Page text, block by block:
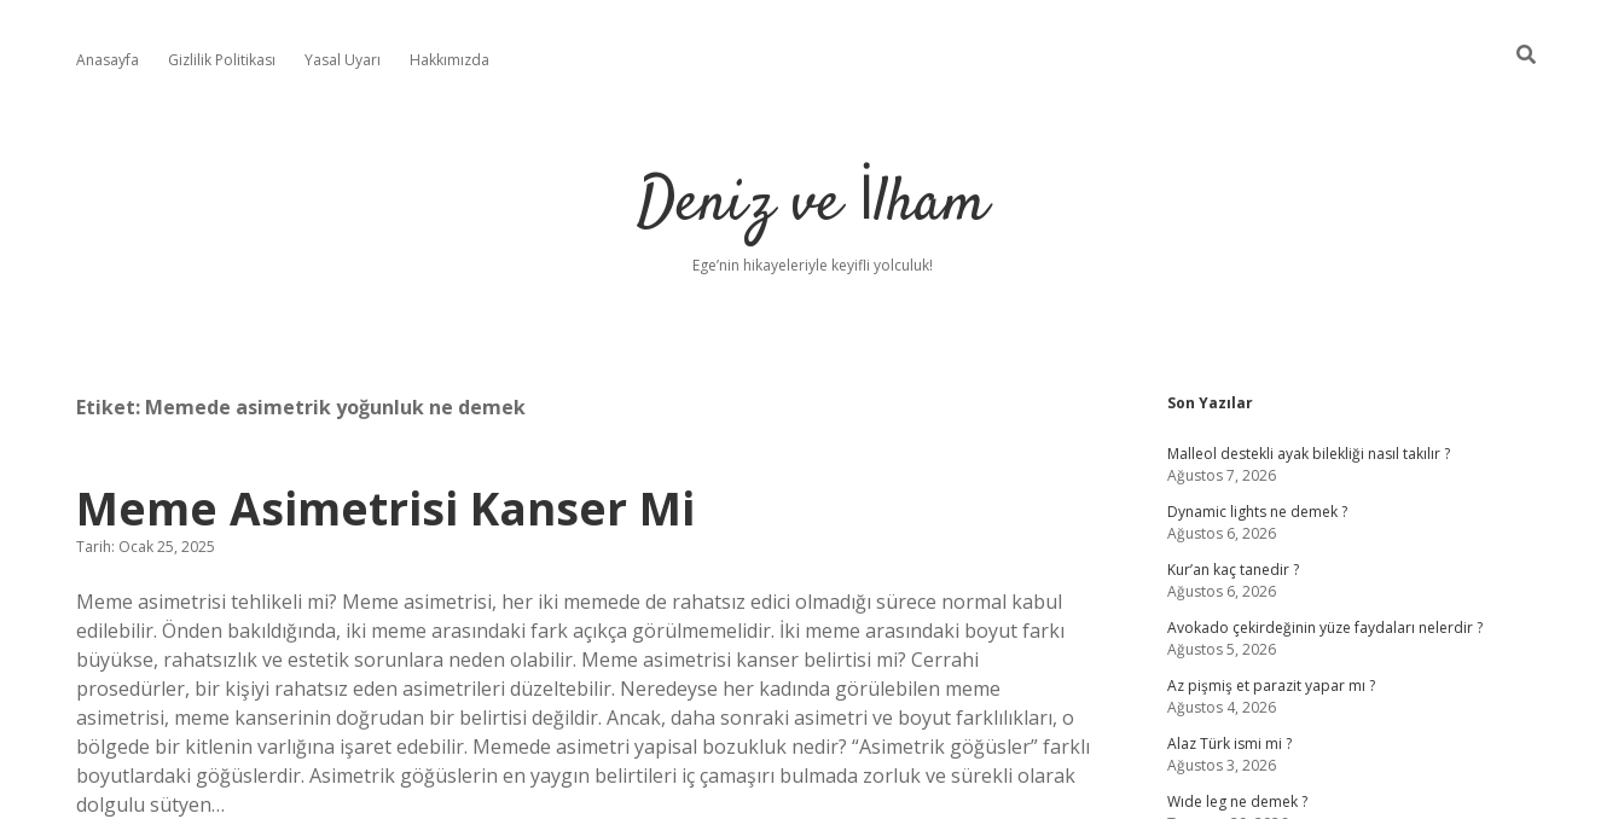
Anasayfa Gizlilik Politikası Yasal Uyarı Hakkımızda
Deniz ve İlham
Ege’nin hikayeleriyle keyifli yolculuk!
Etiket: Memede asimetrik yoğunluk ne demek
Meme Asimetrisi Kanser Mi
Tarih: Ocak 25, 2025
Meme asimetrisi tehlikeli mi? Meme asimetrisi, her iki memede de rahatsız edici olmadığı sürece normal kabul
edilebilir. Önden bakıldığında, iki meme arasındaki fark açıkça görülmemelidir. İki meme arasındaki boyut farkı
büyükse, rahatsızlık ve estetik sorunlara neden olabilir. Meme asimetrisi kanser belirtisi mi? Cerrahi
prosedürler, bir kişiyi rahatsız eden asimetrileri düzeltebilir. Neredeyse her kadında görülebilen meme
asimetrisi, meme kanserinin doğrudan bir belirtisi değildir. Ancak, daha sonraki asimetri ve boyut farklılıkları, o
bölgede bir kitlenin varlığına işaret edebilir. Memede asimetri yapisal bozukluk nedir? “Asimetrik göğüsler” farklı
boyutlardaki göğüslerdir. Asimetrik göğüslerin en yaygın belirtileri iç çamaşırı bulmada zorluk ve sürekli olarak
dolgulu sütyen…
Sidebar
Son Yazılar
Malleol destekli ayak bilekliği nasıl takılır ?
Ağustos 7, 2026
Dynamic lights ne demek ?
Ağustos 6, 2026
Kur’an kaç tanedir ?
Ağustos 6, 2026
Avokado çekirdeğinin yüze faydaları nelerdir ?
Ağustos 5, 2026
Az pişmiş et parazit yapar mı ?
Ağustos 4, 2026
Alaz Türk ismi mi ?
Ağustos 3, 2026
Wıde leg ne demek ?